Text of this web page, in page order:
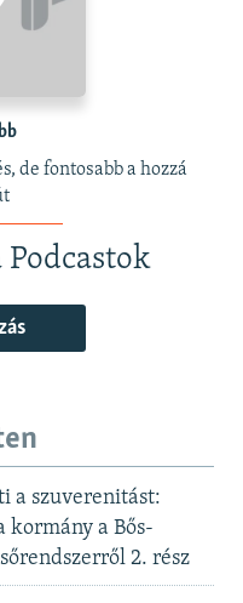
de fontosabb a hozzá
Podcastok
a szuverenitást:
kormány a Bős-
2. rész